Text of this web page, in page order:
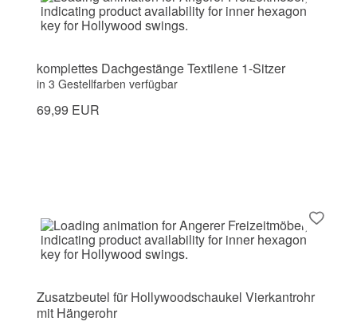
komplettes Dachgestänge Textilene 1-Sitzer
in 3 Gestellfarben verfügbar
69,99 EUR
Zusatzbeutel für Hollywoodschaukel Vierkantrohr
mit Hängerohr